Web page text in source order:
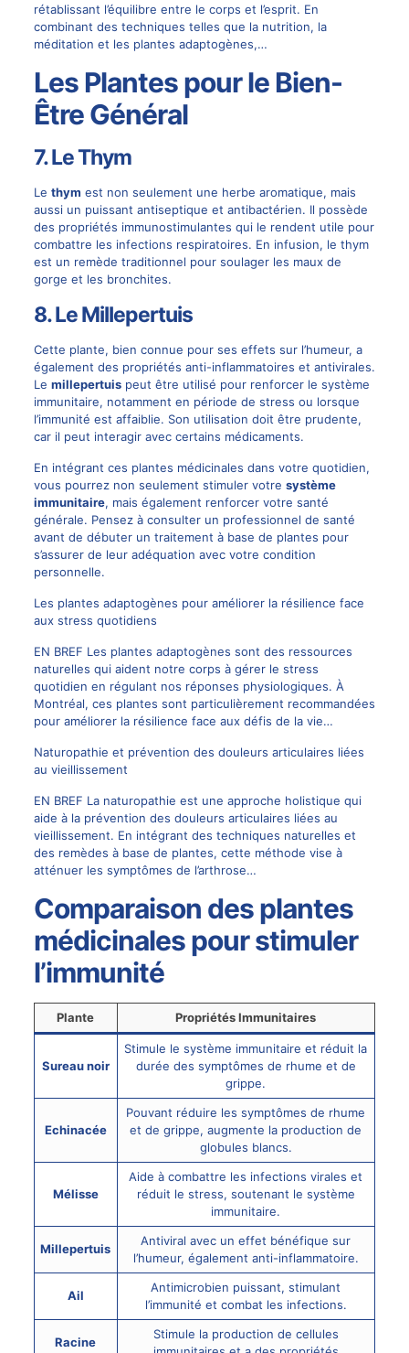
rétablissant l’équilibre entre le corps et l’esprit. En
combinant des techniques telles que la nutrition, la
méditation et les plantes adaptogènes,…
Les Plantes pour le Bien-
Être Général
7. Le Thym
Le thym est non seulement une herbe aromatique, mais
aussi un puissant antiseptique et antibactérien. Il possède
des propriétés immunostimulantes qui le rendent utile pour
combattre les infections respiratoires. En infusion, le thym
est un remède traditionnel pour soulager les maux de
gorge et les bronchites.
8. Le Millepertuis
Cette plante, bien connue pour ses effets sur l’humeur, a
également des propriétés anti-inflammatoires et antivirales.
Le millepertuispeut être utilisé pour renforcer le système
immunitaire, notamment en période de stress ou lorsque
l’immunité est affaiblie. Son utilisation doit être prudente,
car il peut interagir avec certains médicaments.
En intégrant ces plantes médicinales dans votre quotidien,
vous pourrez non seulement stimuler votre système
immunitaire, mais également renforcer votre santé
générale. Pensez à consulter un professionnel de santé
avant de débuter un traitement à base de plantes pour
s’assurer de leur adéquation avec votre condition
personnelle.
Les plantes adaptogènes pour améliorer la résilience face
aux stress quotidiens
EN BREF Les plantes adaptogènes sont des ressources
naturelles qui aident notre corps à gérer le stress
quotidien en régulant nos réponses physiologiques. À
Montréal, ces plantes sont particulièrement recommandées
pour améliorer la résilience face aux défis de la vie…
Naturopathie et prévention des douleurs articulaires liées
au vieillissement
EN BREF La naturopathie est une approche holistique qui
aide à la prévention des douleurs articulaires liées au
vieillissement. En intégrant des techniques naturelles et
des remèdes à base de plantes, cette méthode vise à
atténuer les symptômes de l’arthrose…
Comparaison des plantes
médicinales pour stimuler
l’immunité
Plante Propriétés Immunitaires
Sureau noir
Stimule le système immunitaire et réduit la
durée des symptômes de rhume et de
grippe.
Echinacée
Pouvant réduire les symptômes de rhume
et de grippe, augmente la production de
globules blancs.
Mélisse
Aide à combattre les infections virales et
réduit le stress, soutenant le système
immunitaire.
Millepertuis
Antiviral avec un effet bénéfique sur
l’humeur, également anti-inflammatoire.
Ail
Antimicrobien puissant, stimulant
l’immunité et combat les infections.
Racine
Stimule la production de cellules